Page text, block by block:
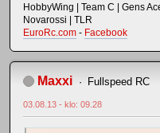
HobbyWing | Team C | Gens
Novarossi | TLR
EuroRc.com - Facebook
Maxxi Fullspeed RC
03.08.13 - klo: 09.28